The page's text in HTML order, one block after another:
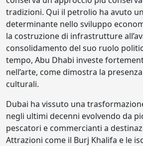
tradizioni. Qui il petrolio ha avuto
determinante nello sviluppo
la costruzione di infrastrutture
consolidamento del suo ruolo
tempo, Abu Dhabi investe
nell’arte, come dimostra la
culturali.
Dubai ha vissuto una
negli ultimi decenni evolvendo da
pescatori e commercianti a
Attrazioni come il Burj Khalifa e le